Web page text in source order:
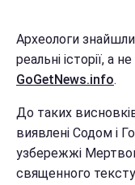
Археологи знайшли
реальні історії, а
GoGetNews.info.
До таких
виявлені Содом і
узбережжі
священного